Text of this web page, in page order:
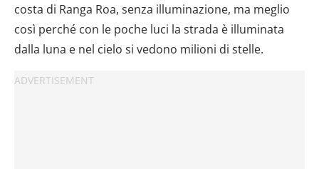
costa di Ranga Roa, senza illuminazione, ma meglio
così perché con le poche luci la strada è illuminata
dalla luna e nel cielo si vedono milioni di stelle.